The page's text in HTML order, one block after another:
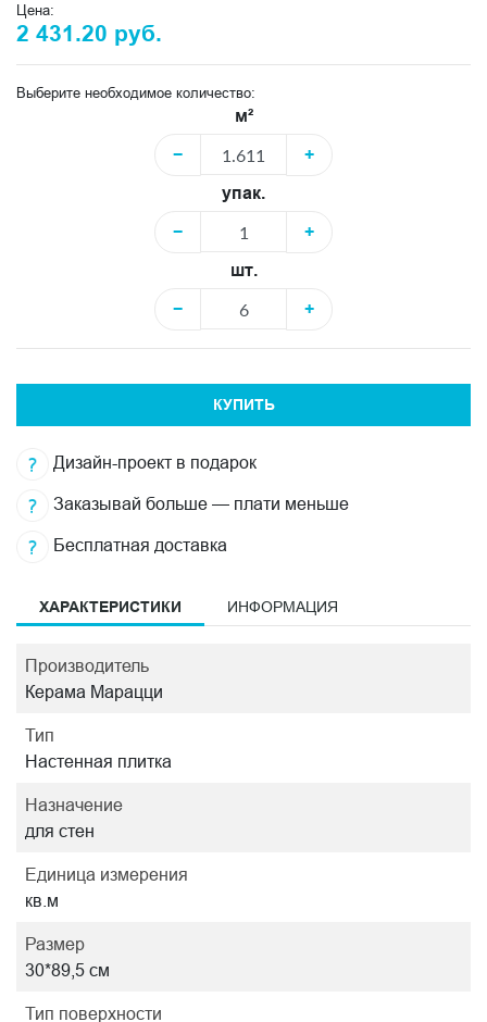
Цена:
2 431.20 руб.
Выберите необходимое количество:
м²
−
+
упак.
−
+
шт.
−
+
КУПИТЬ
Дизайн-проект в подарок
Заказывай больше — плати меньше
Бесплатная доставка
ХАРАКТЕРИСТИКИ ИНФОРМАЦИЯ
Производитель
Керама Марацци
Тип
Настенная плитка
Назначение
для стен
Единица измерения
кв.м
Размер
30*89,5 см
Тип поверхности